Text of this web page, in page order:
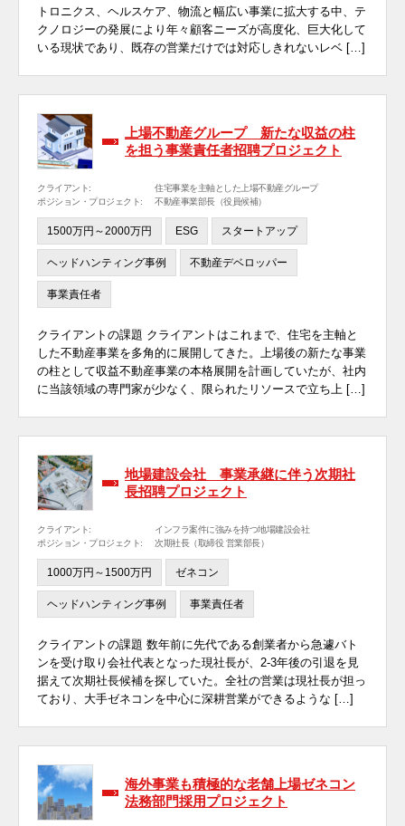
トロニクス、ヘルスケア、物流と幅広い事業に拡大する中、テ
クノロジーの発展により年々顧客ニーズが高度化、巨大化して
いる現状であり、既存の営業だけでは対応しきれないレベ […]
上場不動産グループ 新たな収益の柱
を担う事業責任者招聘プロジェクト
クライアント:
住宅事業を主軸とした上場不動産グループ
ポジション・プロジェクト:
不動産事業部長（役員候補）
1500万円～2000万円 ESG スタートアップ
ヘッドハンティング事例 不動産デベロッパー
事業責任者
クライアントの課題 クライアントはこれまで、住宅を主軸と
した不動産事業を多角的に展開してきた。上場後の新たな事業
の柱として収益不動産事業の本格展開を計画していたが、社内
に当該領域の専門家が少なく、限られたリソースで立ち上 […]
地場建設会社 事業承継に伴う次期社
長招聘プロジェクト
クライアント:
インフラ案件に強みを持つ地場建設会社
ポジション・プロジェクト:
次期社長（取締役 営業部長）
1000万円～1500万円 ゼネコン
ヘッドハンティング事例 事業責任者
クライアントの課題 数年前に先代である創業者から急遽バト
ンを受け取り会社代表となった現社長が、2-3年後の引退を見
据えて次期社長候補を探していた。全社の営業は現社長が担っ
ており、大手ゼネコンを中心に深耕営業ができるような […]
海外事業も積極的な老舗上場ゼネコン
法務部門採用プロジェクト